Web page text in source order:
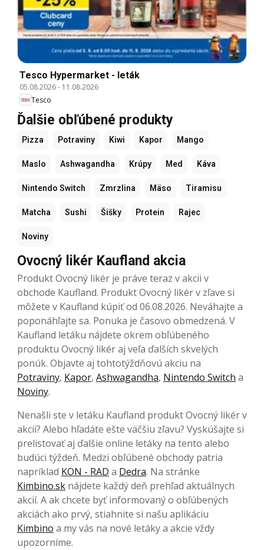
Tesco Hypermarket - leták
05.08.2026- 11.08.2026
Tesco
Ďalšie obľúbené produkty
Pizza Potraviny Kiwi Kapor Mango
Maslo Ashwagandha Krúpy Med Káva
Nintendo Switch Zmrzlina Mäso Tiramisu
Matcha Sushi Šišky Protein Rajec
Noviny
Ovocný likér Kaufland akcia
Produkt Ovocný likér je práve teraz v akcii v
obchode Kaufland. Produkt Ovocný likér v zľave si
môžete v Kaufland kúpiť od 06.08.2026. Neváhajte a
poponáhľajte sa. Ponuka je časovo obmedzená. V
Kaufland letáku nájdete okrem obľúbeného
produktu Ovocný likér aj veľa ďalších skvelých
ponúk. Objavte aj tohtotýždňovú akciu na
Potraviny, Kapor, Ashwagandha, Nintendo Switch a
Noviny.
Nenašli ste v letáku Kaufland produkt Ovocný likér v
akcii? Alebo hľadáte ešte väčšiu zľavu? Vyskúšajte si
prelistovať aj ďalšie online letáky na tento alebo
budúci týždeň. Medzi obľúbené obchody patria
napríklad KON - RAD a Dedra. Na stránke
Kimbino.sk nájdete každý deň prehľad aktuálnych
akcií. A ak chcete byť informovaný o obľúbených
akciách ako prvý, stiahnite si našu aplikáciu
Kimbino a my vás na nové letáky a akcie vždy
upozorníme.